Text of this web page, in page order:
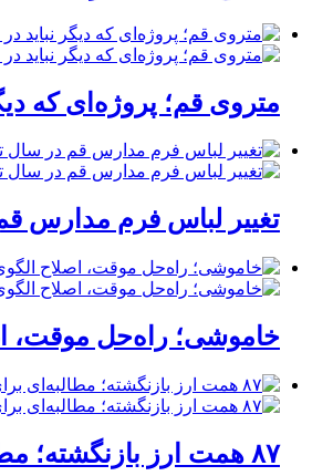
متروی قم؛ پروژه‌ای که
تغییر لباس فرم مدارس
خاموشی؛ راه‌حل موقت،
۸۷ همت ارز بازنگشته؛ مطالبه‌ای برای شفافیت، پاسخگویی و صیانت از اعتبار صنعت قم